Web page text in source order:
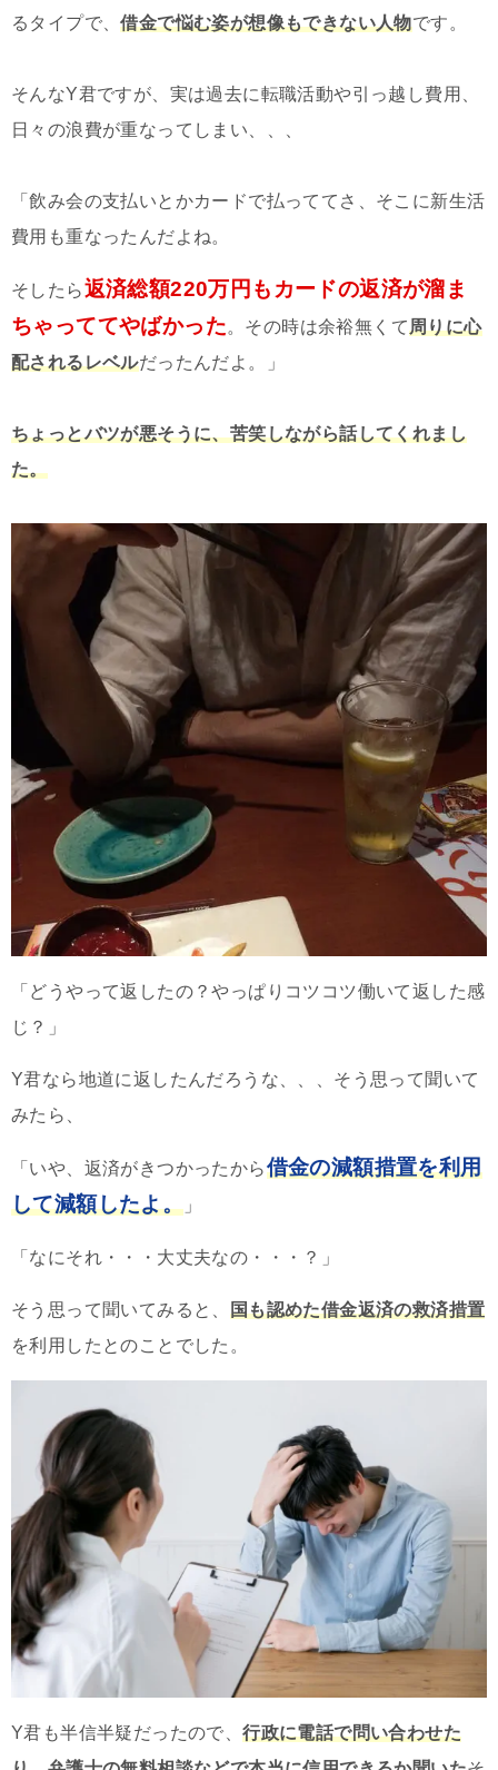
るタイプで、借金で悩む姿が想像もできない人物です。
そんなY君ですが、実は過去に転職活動や引っ越し費用、
日々の浪費が重なってしまい、、、
「飲み会の支払いとかカードで払っててさ、そこに新生活
費用も重なったんだよね。
そしたら返済総額220万円もカードの返済が溜ま
ちゃっててやばかった。その時は余裕無くて周りに心
配されるレベルだったんだよ。」
ちょっとバツが悪そうに、苦笑しながら話してくれまし
た。
「どうやって返したの？やっぱりコツコツ働いて返した感
じ？」
Y君なら地道に返したんだろうな、、、そう思って聞いて
みたら、
「いや、返済がきつかったから借金の減額措置を利用
して減額したよ。 」
「なにそれ・・・大丈夫なの・・・？」
そう思って聞いてみると、 国も認めた借金返済の救済措置
を利用したとのことでした。
Y君も半信半疑だったので、行政に電話で問い合わせた